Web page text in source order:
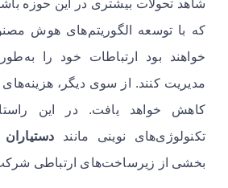
شاهد تحولات بیشتری در این حوزه
که با توسعه الگوریتم‌های هوش
خواهند بود ارتباطات خود را به‌طور
مدیریت کنند. از سوی دیگر، هزینه‌های
کاهش خواهد یافت. در این
تکنولوژی‌های نوینی مانند
بخشی از زیرساخت‌های ارتباطی